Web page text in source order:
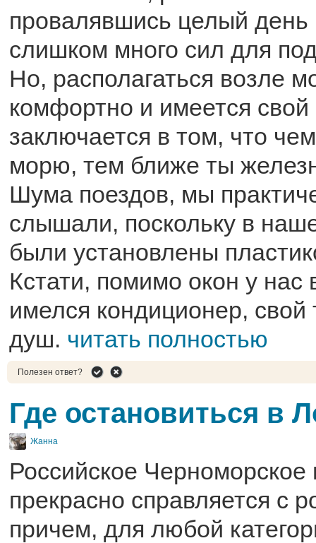
провалявшись целый
слишком много сил для
Но, располагаться возле
комфортно и имеется
заключается в том, что
морю, тем ближе ты
Шума поездов, мы
слышали, поскольку в
были установлены
Кстати, помимо окон у нас
имелся кондиционер, свой
душ. читать полностью
Полезен ответ?
Где остановиться в
Жанна
Российское
прекрасно справляется с
причем, для любой